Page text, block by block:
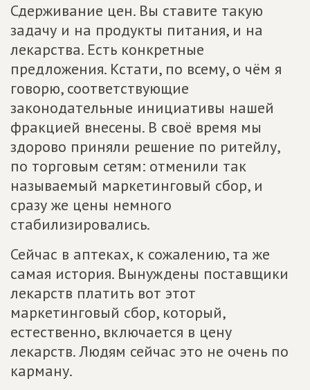
Сдерживание цен. Вы ставите такую
задачу и на продукты питания, и на
лекарства. Есть конкретные
предложения. Кстати, по всему, о чём я
говорю, соответствующие
законодательные инициативы нашей
фракцией внесены. В своё время мы
здорово приняли решение по ритейлу,
по торговым сетям: отменили так
называемый маркетинговый сбор, и
сразу же цены немного
стабилизировались.
Сейчас в аптеках, к сожалению, та же
самая история. Вынуждены поставщики
лекарств платить вот этот
маркетинговый сбор, который,
естественно, включается в цену
лекарств. Людям сейчас это не очень по
карману.